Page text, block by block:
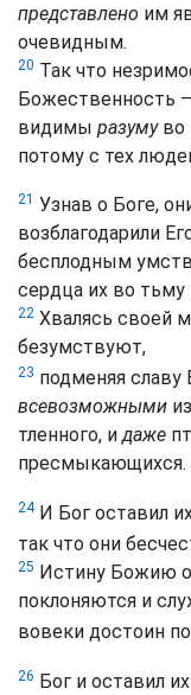
представлено им
очевидным.
20 Так что
Божественность
видимы разумуво
потому с тех
21 Узнав о Боге,
возблагодарили
бесплодным
сердца их во тьму
22 Хвалясь своей
безумствуют,
23 подменяя славу
всевозможными
тленного, идаже
пресмыкающихся.
24И Бог оставил
так что они
25 Истину Божию
поклоняются и
вовеки достоин
26 Бог и оставил